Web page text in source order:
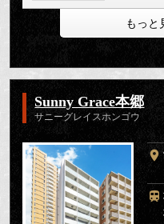
もっと
Sunny Grace本郷
サニーグレイスホンゴウ